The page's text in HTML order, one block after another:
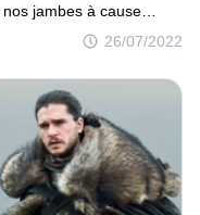
26/07/2022
jambes à cause
! De l’autre côté
l’air de connaître
Si ! Seulement, elles
de leurs bonnes fées